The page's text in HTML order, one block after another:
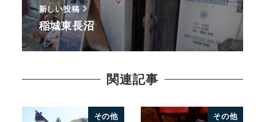
新しい投稿
稲城東長沼
関連記事
その他 その他